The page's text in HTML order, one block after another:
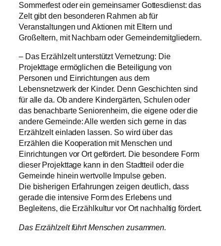
Sommerfest oder ein gemeinsamer Gottesdienst: das
Zelt gibt den besonderen Rahmen ab für
Veranstaltungen und Aktionen mit Eltern und
Großeltern, mit Nachbarn oder Gemeindemitgliedern.
– Das Erzählzelt unterstützt Vernetzung: Die
Projekttage ermöglichen die Beteiligung von
Personen und Einrichtungen aus dem
Lebensnetzwerk der Kinder. Denn Geschichten sind
für alle da. Ob andere Kindergärten, Schulen oder
das benachbarte Seniorenheim, die eigene oder die
andere Gemeinde: Alle werden sich gerne in das
Erzählzelt einladen lassen. So wird über das
Erzählen die Kooperation mit Menschen und
Einrichtungen vor Ort gefördert. Die besondere Form
dieser Projekttage kann in den Stadtteil oder die
Gemeinde hinein wertvolle Impulse geben.
Die bisherigen Erfahrungen zeigen deutlich, dass
gerade die intensive Form des Erlebens und
Begleitens, die Erzählkultur vor Ort nachhaltig fördert.
Das Erzählzelt führt Menschen zusammen.